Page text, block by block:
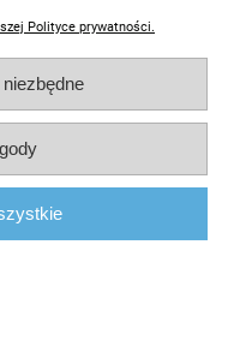
Polityce prywatności.